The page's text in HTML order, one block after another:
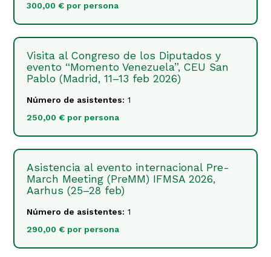
300,00 € por persona
Visita al Congreso de los Diputados y
evento “Momento Venezuela”, CEU San
Pablo (Madrid, 11–13 feb 2026)
Número de asistentes: 1
250,00 € por persona
Asistencia al evento internacional Pre-
March Meeting (PreMM) IFMSA 2026,
Aarhus (25–28 feb)
Número de asistentes: 1
290,00 € por persona